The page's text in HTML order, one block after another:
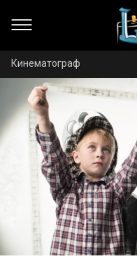
Кинематограф